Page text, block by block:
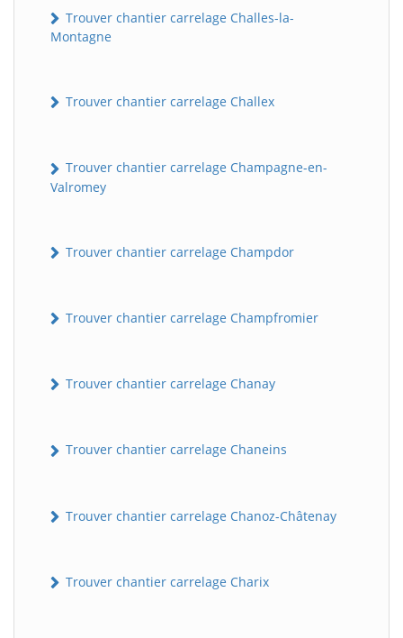
Trouver chantier carrelage Challes-la-
Montagne
Trouver chantier carrelage Challex
Trouver chantier carrelage Champagne-en-
Valromey
Trouver chantier carrelage Champdor
Trouver chantier carrelage Champfromier
Trouver chantier carrelage Chanay
Trouver chantier carrelage Chaneins
Trouver chantier carrelage Chanoz-Châtenay
Trouver chantier carrelage Charix